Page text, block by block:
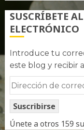
SUSCRÍBETE
ELECTRÓNICO
Introduce tu
este blog y recibir
Dirección
de
correo
electrónico
Suscribirse
Únete a otros 159